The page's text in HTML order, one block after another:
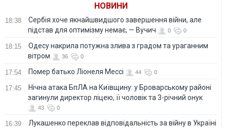
НОВИНИ
18:38
Сербія хоче якнайшвидшого завершення війни, але
підстав для оптимізму немає, — Вучич
0 0
18:15
Одесу накрила потужна злива з градом та ураганним
вітром
36 0
17:54 Помер батько Ліонеля Мессі 44 0
17:45
Нічна атака БпЛА на Київщину: у Броварському районі
загинули директор ліцею, її чоловік та 3-річний онук
43 0
16:39
Лукашенко переклав відповідальність за війну в Україні